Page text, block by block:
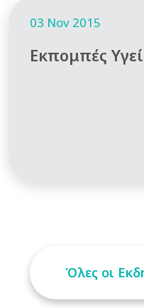
03 Nov 2015
Εκπομπές
Όλες οι